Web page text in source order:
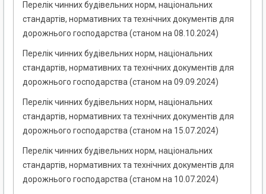
Перелік чинних будівельних норм, національних
стандартів, нормативних та технічних документів для
дорожнього господарства (станом на 08.10.2024)
Перелік чинних будівельних норм, національних
стандартів, нормативних та технічних документів для
дорожнього господарства (станом на 09.09.2024)
Перелік чинних будівельних норм, національних
стандартів, нормативних та технічних документів для
дорожнього господарства (станом на 15.07.2024)
Перелік чинних будівельних норм, національних
стандартів, нормативних та технічних документів для
дорожнього господарства (станом на 10.07.2024)